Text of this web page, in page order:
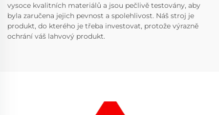
vysoce kvalitních materiálů a jsou pečlivě testovány, aby
byla zaručena jejich pevnost a spolehlivost. Náš stroj je
produkt, do kterého je třeba investovat, protože výrazně
ochrání váš lahvový produkt.